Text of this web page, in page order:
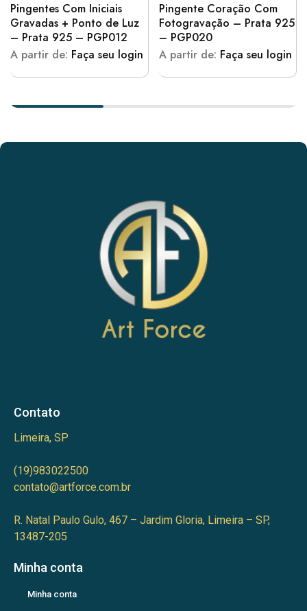
Pingentes Com Iniciais
Gravadas + Ponto de Luz
– Prata 925 – PGP012
A partir de: Faça seu login
Pingente Coração Com
Fotogravação – Prata 925
– PGP020
A partir de: Faça seu login
Contato
Limeira, SP
(19)983022500
contato@artforce.com.br
R. Natal Paulo Gulo, 467 – Jardim Gloria, Limeira – SP,
13487-205
Minha conta
Minha conta